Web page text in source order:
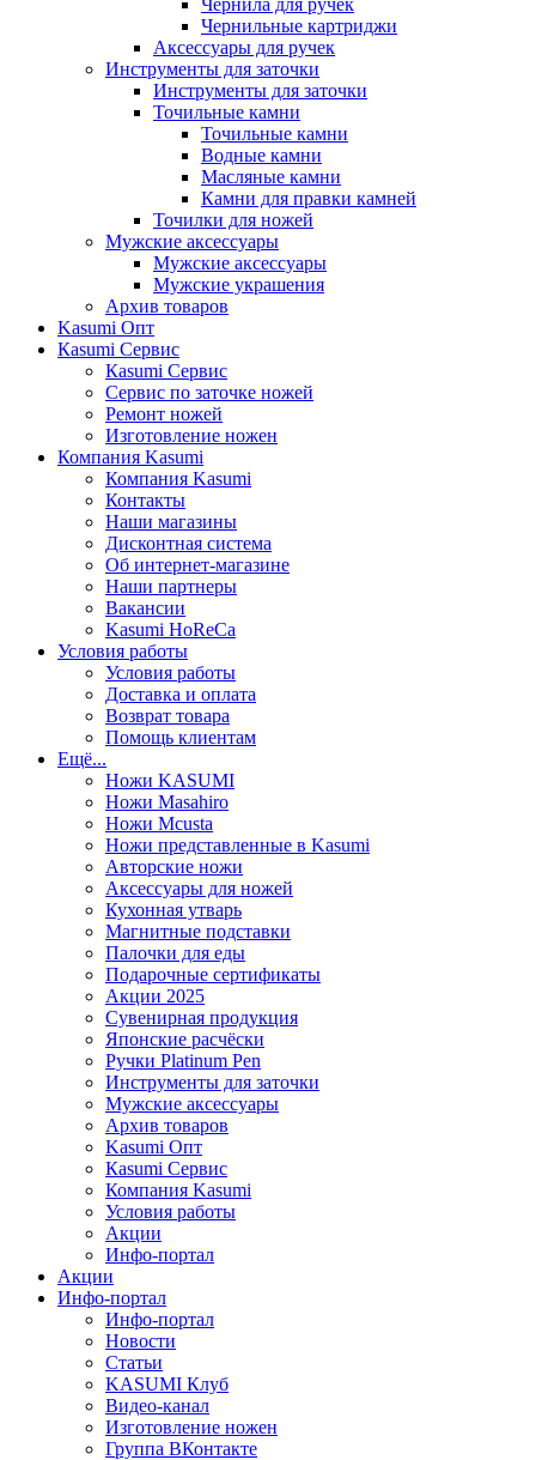
Чернильные картриджи
Аксессуары для ручек
Инструменты для заточки
Инструменты для заточки
Точильные камни
Точильные камни
Водные камни
Масляные камни
Камни для правки камней
Точилки для ножей
Мужские аксессуары
Мужские аксессуары
Мужские украшения
Архив товаров
Kasumi Опт
Кasumi Сервис
Кasumi Сервис
Сервис по заточке ножей
Ремонт ножей
Изготовление ножен
Компания Kasumi
Компания Kasumi
Контакты
Наши магазины
Дисконтная система
Об интернет-магазине
Наши партнеры
Вакансии
Kasumi HoReCa
Условия работы
Условия работы
Доставка и оплата
Возврат товара
Помощь клиентам
Ещё...
Ножи KASUMI
Ножи Masahiro
Ножи Mcusta
Ножи представленные в Kasumi
Авторские ножи
Аксессуары для ножей
Кухонная утварь
Магнитные подставки
Палочки для еды
Подарочные сертификаты
Акции 2025
Сувенирная продукция
Японские расчёски
Ручки Platinum Pen
Инструменты для заточки
Мужские аксессуары
Архив товаров
Kasumi Опт
Кasumi Сервис
Компания Kasumi
Условия работы
Акции
Инфо-портал
Акции
Инфо-портал
Инфо-портал
Новости
Статьи
KASUMI Клуб
Видео-канал
Изготовление ножен
Группа ВКонтакте